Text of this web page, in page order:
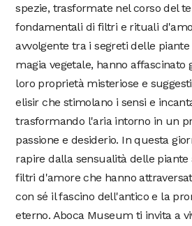
spezie, trasformate nel corso del
fondamentali di filtri e rituali
avvolgente tra i segreti delle
magia vegetale, hanno affascinato
loro proprietà misteriose e
elisir che stimolano i sensi e
trasformando l'aria intorno in un
passione e desiderio. In questa
rapire dalla sensualità delle piante
filtri d'amore che hanno
con sé il fascino dell'antico e la
eterno. Aboca Museum ti invita a